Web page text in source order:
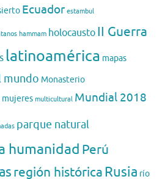
Ecuador estambul
hammam holocausto II Guerra
latinoamérica mapas
mundo Monasterio
mujeres multicultural Mundial 2018
parque natural
humanidad Perú
región históricaRusia río